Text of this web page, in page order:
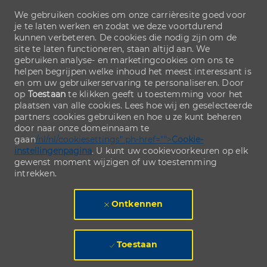
We gebruiken cookies om onze carrièresite goed voor
je te laten werken en zodat we deze voortdurend
kunnen verbeteren. De cookies die nodig zijn om de
site te laten functioneren, staan altijd aan. We
gebruiken analyse- en marketingcookies om ons te
helpen begrijpen welke inhoud het meest interessant is
en om uw gebruikerservaring te personaliseren. Door
op Toestaan te klikken geeft u toestemming voor het
plaatsen van alle cookies. Lees hoe wij en geselecteerde
partners cookies gebruiken en hoe u ze kunt beheren
door naar onze domeinnaam te
gaan/nl/nl/cookiesettings" ph-href="">Cookie-
instellingenpagina. U kunt uw cookievoorkeuren op elk
gewenst moment wijzigen of uw toestemming
intrekken.
Ontkennen
Toestaan